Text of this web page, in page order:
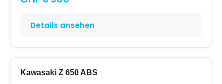
Details ansehen
Kawasaki Z 650 ABS